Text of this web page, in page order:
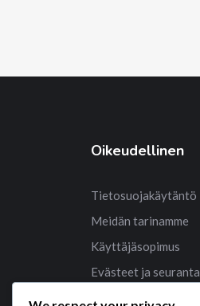
Oikeudellinen
Tietosuojakäytäntö
Meidän tarinamme
Käyttäjäsopimus
Evästeet ja seuranta